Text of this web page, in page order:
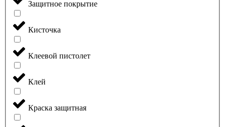
Защитное покрытие
Кисточка
Клеевой пистолет
Клей
Краска защитная